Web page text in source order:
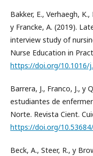
Bakker, E., Verhaegh,
y Francke, A. (2019).
interview study of
Nurse Education in
https://doi.org/10.1016/
Barrera, J., Franco, J., y
estudiantes de
Norte. Revista Cient.
https://doi.org/
Beck, A., Steer, R., y